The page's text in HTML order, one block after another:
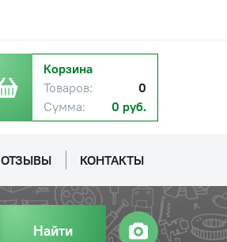
Корзина
Товаров:
0
Сумма:
0 руб.
ОТЗЫВЫ КОНТАКТЫ
Найти